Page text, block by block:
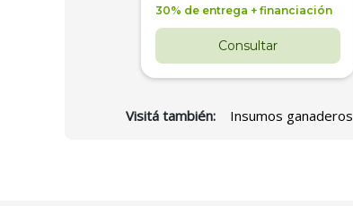
30% de entrega + financiación
Consultar
Visitá también: Insumos ganaderos